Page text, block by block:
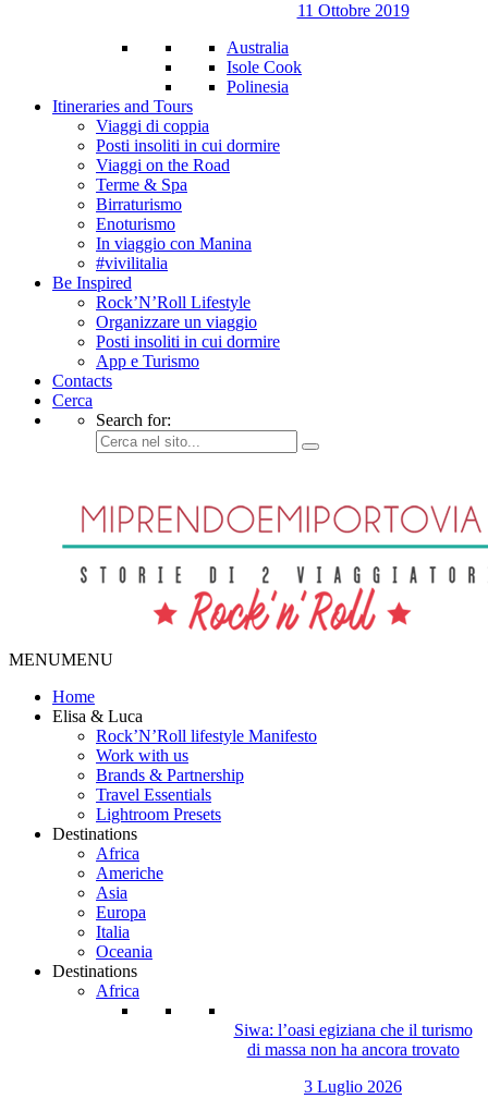
11 Ottobre 2019
Australia
Isole Cook
Polinesia
Itineraries and Tours
Viaggi di coppia
Posti insoliti in cui dormire
Viaggi on the Road
Terme & Spa
Birraturismo
Enoturismo
In viaggio con Manina
#vivilitalia
Be Inspired
Rock’N’Roll Lifestyle
Organizzare un viaggio
Posti insoliti in cui dormire
App e Turismo
Contacts
Cerca
Search for:
MENUMENU
Home
Elisa & Luca
Rock’N’Roll lifestyle Manifesto
Work with us
Brands & Partnership
Travel Essentials
Lightroom Presets
Destinations
Africa
Americhe
Asia
Europa
Italia
Oceania
Destinations
Africa
Siwa: l’oasi egiziana che il turismo
di massa non ha ancora trovato
3 Luglio 2026